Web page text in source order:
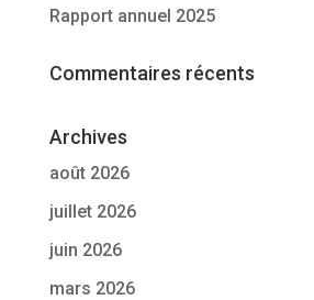
Rapport annuel 2025
Commentaires récents
Archives
août 2026
juillet 2026
juin 2026
mars 2026